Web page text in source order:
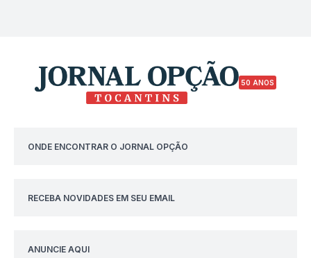
50 ANOS
ONDE ENCONTRAR O JORNAL OPÇÃO
RECEBA NOVIDADES EM SEU EMAIL
ANUNCIE AQUI